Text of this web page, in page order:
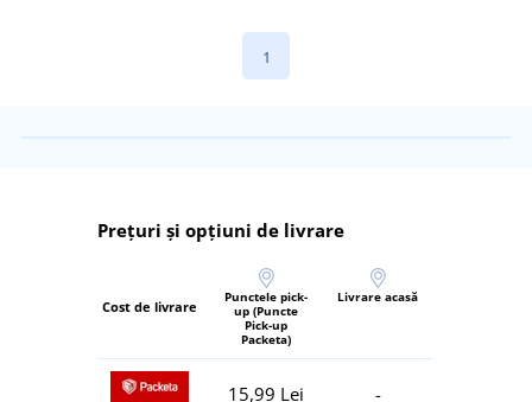
1
Prețuri și opțiuni de livrare
Cost de livrare
Punctele pick-
up (Puncte
Pick-up
Packeta)
Livrare acasă
15,99 Lei -